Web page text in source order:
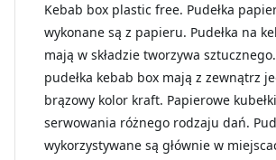
Kebab box plastic free. Pudełka
wykonane są z papieru. Pudełka na
mają w składzie tworzywa
pudełka kebab box mają z zewnątrz
brązowy kolor kraft. Papierowe
serwowania różnego rodzaju dań.
wykorzystywane są głównie w